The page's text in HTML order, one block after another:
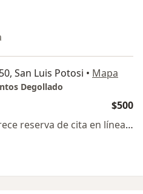
San Luis Potosi • Mapa
Degollado
$500
Este especialista no ofrece reserva de cita en línea en esta dirección.